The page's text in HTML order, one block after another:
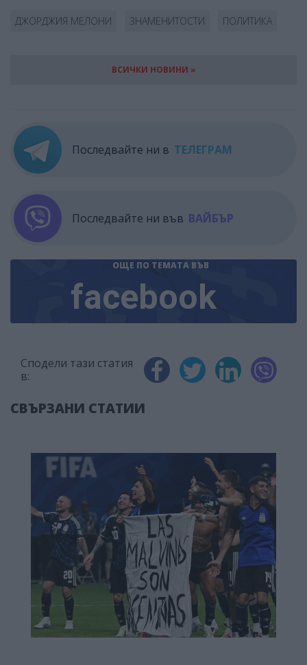
ДЖОРДЖИЯ МЕЛОНИ ЗНАМЕНИТОСТИ ПОЛИТИКА
ВСИЧКИ НОВИНИ »
Последвайте ни в ТЕЛЕГРАМ
Последвайте ни във ВАЙБЪР
ОЩЕ ПО ТЕМАТА ВЪВ
facebook
Сподели тази статия
в:
СВЪРЗАНИ СТАТИИ